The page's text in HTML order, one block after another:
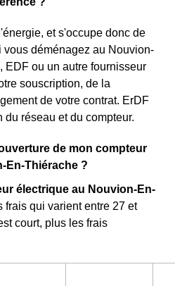
et s'occupe donc de
vous déménagez au Nouvion-
EDF ou un autre fournisseur
souscription, de la
de votre contrat. ErDF
réseau et du compteur.
de mon compteur
En-Thiérache ?
électrique au Nouvion-En-
frais qui varient entre 27 et
court, plus les frais